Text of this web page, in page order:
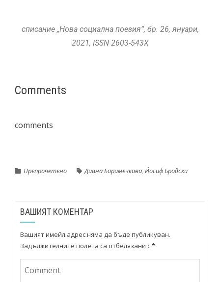
списание „Нова социална поезия“, бр. 26, януари,
2021, ISSN 2603-543X
Comments
comments
Препрочетено Диана Боримечкова, Йосиф Бродски
ВАШИЯТ КОМЕНТАР
Вашият имейл адрес няма да бъде публикуван.
Задължителните полета са отбелязани с*